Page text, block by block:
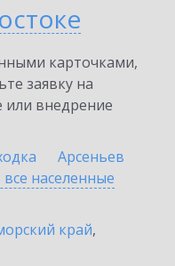
карточками,
заявку на
или внедрение
Арсеньев
населенные
край,